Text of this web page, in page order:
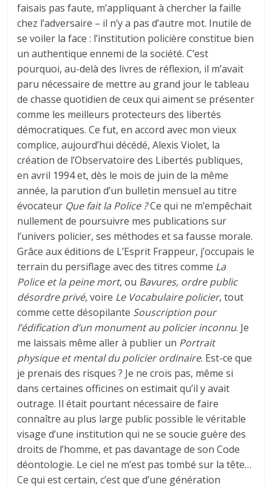
faisais pas faute, m’appliquant à chercher la faille
chez l’adversaire – il n’y a pas d’autre mot. Inutile de
se voiler la face : l’institution policière constitue bien
un authentique ennemi de la société. C’est
pourquoi, au-delà des livres de réflexion, il m’avait
paru nécessaire de mettre au grand jour le tableau
de chasse quotidien de ceux qui aiment se présenter
comme les meilleurs protecteurs des libertés
démocratiques. Ce fut, en accord avec mon vieux
complice, aujourd’hui décédé, Alexis Violet, la
création de l’Observatoire des Libertés publiques,
en avril 1994 et, dès le mois de juin de la même
année, la parution d’un bulletin mensuel au titre
évocateur Que fait la Police ?Ce qui ne m’empêchait
nullement de poursuivre mes publications sur
l’univers policier, ses méthodes et sa fausse morale.
Grâce aux éditions de L’Esprit Frappeur, j’occupais le
terrain du persiflage avec des titres comme La
Police et la peine mort, ou Bavures, ordre public
désordre privé, voire Le Vocabulaire policier, tout
comme cette désopilante Souscription pour
l’édification d’un monument au policier inconnu. Je
me laissais même aller à publier un Portrait
physique et mental du policier ordinaire. Est-ce que
je prenais des risques ? Je ne crois pas, même si
dans certaines officines on estimait qu’il y avait
outrage. Il était pourtant nécessaire de faire
connaître au plus large public possible le véritable
visage d’une institution qui ne se soucie guère des
droits de l’homme, et pas davantage de son Code
déontologie. Le ciel ne m’est pas tombé sur la tête…
Ce qui est certain, c’est que d’une génération